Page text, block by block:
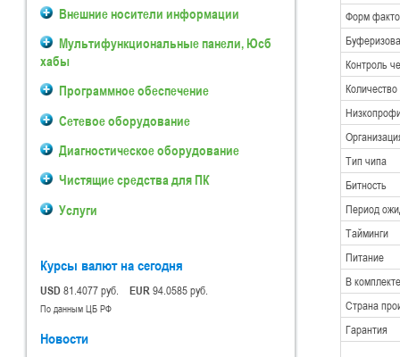
Внешние носители информации
Мультифункциональные панели, Юсб
хабы
Программное обеспечение
Сетевое оборудование
Диагностическое оборудование
Чистящие средства для ПК
Услуги
Курсы валют на сегодня
USD81.4077 руб. EUR94.0585 руб.
По данным ЦБ РФ
Новости
Форм
Контроль
Количество
Тип чипа
Битность
Период
Тайминги
Питание
В комплекте
Страна
Гарантия